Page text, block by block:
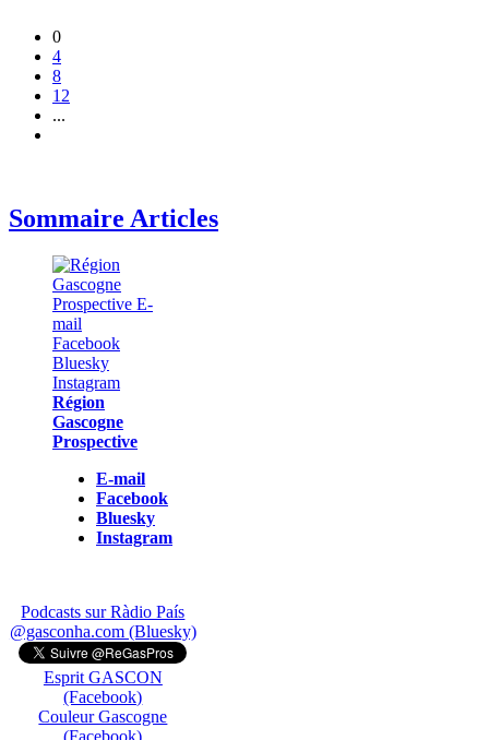
0
4
8
12
...
Sommaire Articles
Région
Gascogne
Prospective
E-mail
Facebook
Bluesky
Instagram
Podcasts sur Ràdio País
@gasconha.com (Bluesky)
Esprit GASCON
(Facebook)
Couleur Gascogne
(Facebook)